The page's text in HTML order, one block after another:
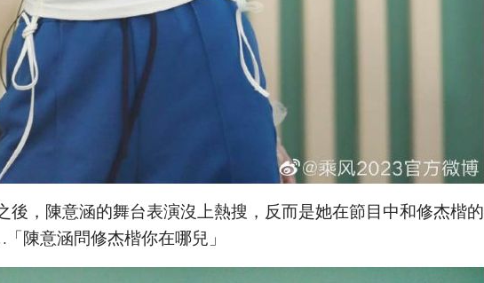
後，陳意涵的舞台表演沒上熱搜，反而是她在節目中和修杰楷的
陳意涵問修杰楷你在哪兒」